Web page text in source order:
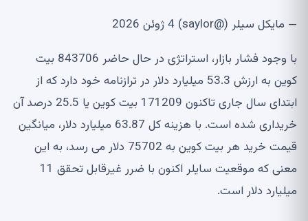
— مایکل سیلر (@saylor) 4 ژوئن 2026
با وجود فشار بازار، استراتژی در حال حاضر 843706 بیت
کوین به ارزش 53.3 میلیارد دلار در ترازنامه خود دارد که از
ابتدای سال جاری تاکنون 171209 بیت کوین یا 25.5 درصد آن
خریداری شده است. با هزینه کل 63.87 میلیارد دلار، میانگین
قیمت خرید هر بیت کوین به 75702 دلار می رسد، به این
معنی که موقعیت سایلر اکنون با ضرر غیرقابل تحقق 11
میلیارد دلار است.